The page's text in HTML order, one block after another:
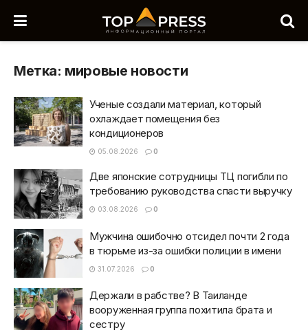
Метка: мировые новости
Ученые создали материал, который
охлаждает помещения без
кондиционеров
05.08.2026 0
Две японские сотрудницы ТЦ погибли по
требованию руководства спасти выручку
03.08.2026 0
Мужчина ошибочно отсидел почти 2 года
в тюрьме из-за ошибки полиции в имени
31.07.2026 0
Держали в рабстве? В Таиланде
вооруженная группа похитила брата и
сестру